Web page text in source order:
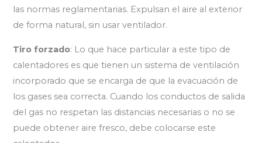
las normas reglamentarias. Expulsan el aire al exterior
de forma natural, sin usar ventilador.
Tiro forzado: Lo que hace particular a este tipo de
calentadores es que tienen un sistema de ventilación
incorporado que se encarga de que la evacuación de
los gases sea correcta. Cuando los conductos de salida
del gas no respetan las distancias necesarias o no se
puede obtener aire fresco, debe colocarse este